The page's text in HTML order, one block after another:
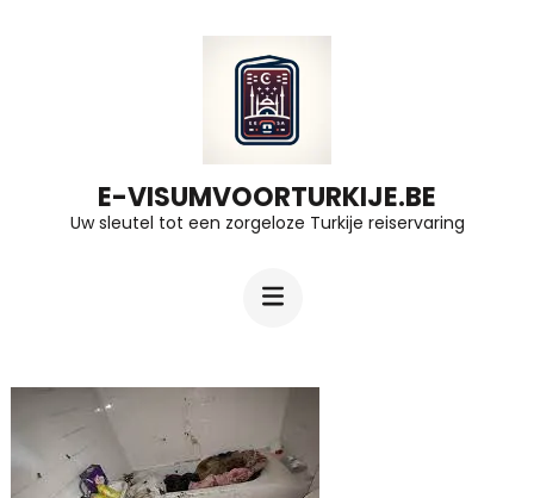
E-VISUMVOORTURKIJE.BE
Uw sleutel tot een zorgeloze Turkije reiservaring